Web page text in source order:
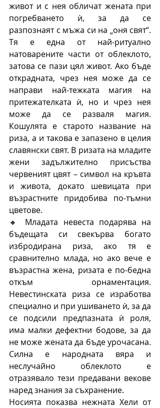
живот и с нея обличат жената при
погребването ѝ, за да се
разпознаят с мъжа си на „оня свят“.
Тя е една от най-ритуално
натоварените части от облеклото,
затова се пази цял живот. Ако бъде
открадната, чрез нея може да се
направи най-тежката магия на
притежателката ѝ, но и чрез нея
може да се разваля магия.
Кошулята е старото название на
риза, а и такова е запазено в целия
славянски свят. В ризата на младите
жени задължително присъства
червеният цвят – символ на кръвта
и живота, докато шевицата при
възрастните придобива по-тъмни
цветове.
🔸 Младата невеста подарява на
бъдещата си свекърва богато
избродирана риза, ако тя е
сравнително млада, но ако вече е
възрастна жена, ризата е по-бедна
откъм орнаментация.
Невестинската риза се изработва
специално и при ушиването ѝ, за да
се подсили предпазната ѝ роля,
има малки дефектни бодове, за да
не може жената да бъде урочасана.
Силна е народната вяра и
неслучайно облеклото е
отразявало тези предавани векове
наред знания за съхранение.
Носията показва нежната Хели от